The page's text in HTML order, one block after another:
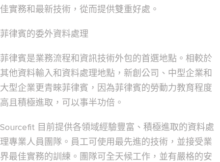
佳實務和最新技術，從而提供雙重好處。
菲律賓的委外資料處理
菲律賓是業務流程和資訊技術外包的首選地點。相較於
其他資料輸入和資料處理地點，新創公司、中型企業和
大型企業更青睞菲律賓，因為菲律賓的勞動力教育程度
高且積極進取，可以事半功倍。
Sourcefit 目前提供各領域經驗豐富、積極進取的資料處
理專業人員團隊。員工可使用最先進的技術，並接受業
界最佳實務的訓練。團隊可全天候工作，並有嚴格的安